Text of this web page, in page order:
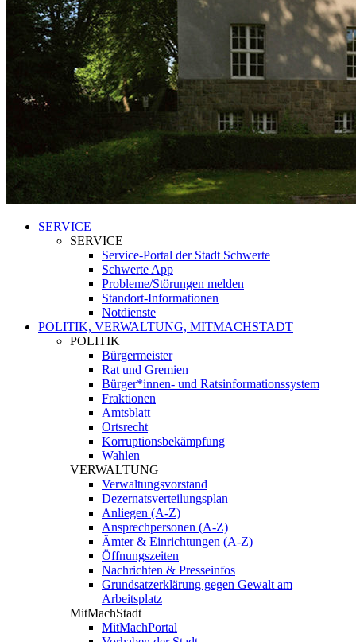
SERVICE
SERVICE
Service-Portal der Stadt Schwerte
Schwerte App
Probleme/Störungen melden
Standort-Informationen
Notdienste
POLITIK, VERWALTUNG, MITMACHSTADT
POLITIK
Bürgermeister
Rat und Gremien
Bürger*innen- und Ratsinformationssystem
Fraktionen
Amtsblatt
Ortsrecht
Korruptionsbekämpfung
Wahlen
VERWALTUNG
Verwaltungsvorstand
Dezernatsverteilungsplan
Anliegen (A-Z)
Ansprechpersonen (A-Z)
Ämter & Einrichtungen (A-Z)
Öffnungszeiten
Nachrichten & Presseinfos
Grundsatzerklärung gegen Gewalt am
Arbeitsplatz
MitMachStadt
MitMachPortal